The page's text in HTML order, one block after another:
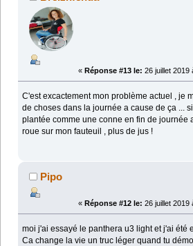
« Réponse #13 le: 26 juillet 2019
C'est excactement mon problème actuel , je
de choses dans la journée a cause de ça ...
plantée comme une conne en fin de journée
roue sur mon fauteuil , plus de jus !
Pipo
« Réponse #12 le: 26 juillet 2019
moi j'ai essayé le panthera u3 light et j'ai été
Ca change la vie un truc léger quand tu